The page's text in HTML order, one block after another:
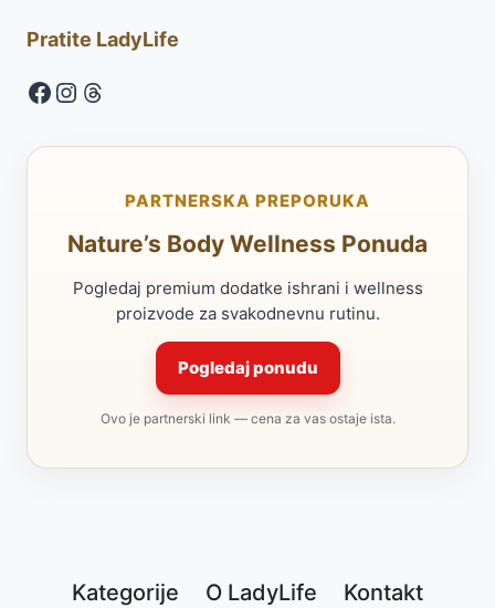
Pratite LadyLife
Facebook
Instagram
Threads
PARTNERSKA PREPORUKA
Nature’s Body Wellness Ponuda
Pogledaj premium dodatke ishrani i wellness
proizvode za svakodnevnu rutinu.
Pogledaj ponudu
Ovo je partnerski link — cena za vas ostaje ista.
Kategorije O LadyLife
Kontakt